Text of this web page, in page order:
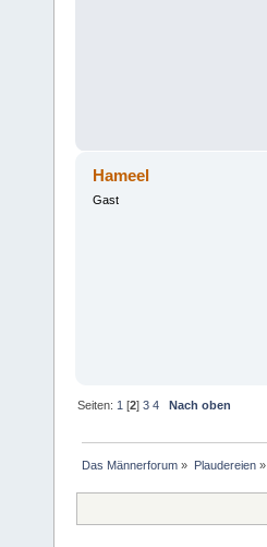
Hameel
Gast
Seiten: 1 [2]3 4 Nach oben
Das Männerforum » Plaudereien»